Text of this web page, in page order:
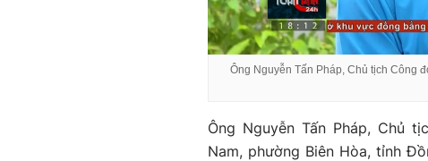
Ông Nguyễn Tấn Pháp, Chủ tịch Công
Ông Nguyễn Tấn Pháp, Chủ
Nam, phường Biên Hòa, tỉnh